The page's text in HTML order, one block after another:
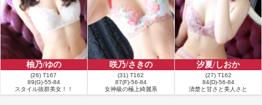
ンなプロポーションに目が行き、まず半勃ち！プレイに入れば、それはそれは
嬉。最後はふわふわボディの莉愛ちゃんオリジナル素股でフィニッシュ！今日
も大満足で帰路につく。まだ莉愛ちゃんにお会いしていない方は予約困難では
ありますが、一度指名してみたら如何でしょうか？間違いなく満足されること
でしょう！
お客様の名前：k様
満足度：★★★★★
コメント：昨年末初めてチャットさせていただき、いつの間にか半年以上、三
柚乃/ゆの
(26) T167
89(G)-55-84
スタイル抜群美女！！
咲乃/さきの
(31) T162
87(F)-56-84
女神級の極上綺麗系
汐夏/しおか
(27) T162
84(D)-56-84
清楚と甘さと美人さと